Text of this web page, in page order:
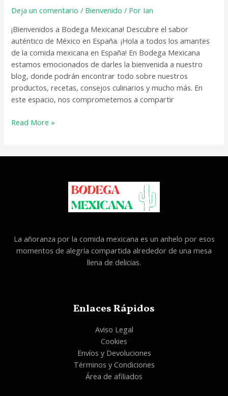
Deja un comentario / Bienvenido / Por Ian
¡Bienvenidos a Bodega Mexicana! Descubre el sabor
auténtico de México en España. ¡Hola a todos los amantes
de la comida mexicana en España! En Bodega Mexicana
estamos emocionados de darles la bienvenida a nuestro
blog, donde podrán encontrar todo sobre nuestros
productos, recetas, consejos culinarios y mucho más. En
este espacio, nos comprometemos a compartir
Read More »
La añoranza por la comida mexicana es un anhelo por esos
momentos de alegría compartida alrededor de una mesa
llena de delicias.
Enlaces Rápidos
Aviso Legal
Cookies
Envíos y Devoluciones
Términos y Condiciones
Área de afiliados